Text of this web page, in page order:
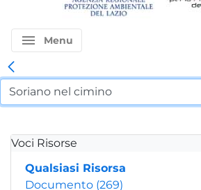
menu Menu
Voci Risorse
Qualsiasi Risorsa
Documento (269)